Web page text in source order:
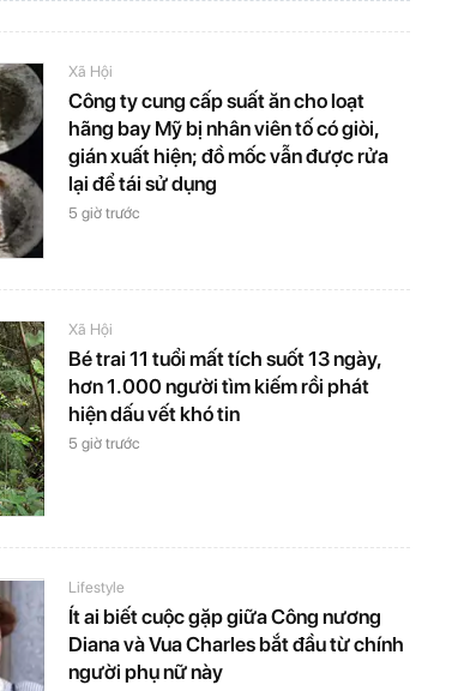
Xã Hội
Công ty cung cấp suất ăn cho loạt
hãng bay Mỹ bị nhân viên tố có giòi,
gián xuất hiện; đồ mốc vẫn được rửa
lại để tái sử dụng
5 giờ trước
Xã Hội
Bé trai 11 tuổi mất tích suốt 13 ngày,
hơn 1.000 người tìm kiếm rồi phát
hiện dấu vết khó tin
5 giờ trước
Lifestyle
Ít ai biết cuộc gặp giữa Công nương
Diana và Vua Charles bắt đầu từ chính
người phụ nữ này